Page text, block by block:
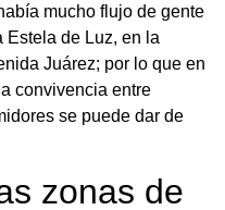
mucho flujo de gente
Estela de Luz, en la
Juárez; por lo que en
convivencia entre
se puede dar de
zonas de